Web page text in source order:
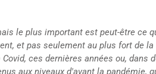
le plus important est peut-être ce
et pas seulement au plus fort de la
ces dernières années ou, dans
aux niveaux d'avant la pandémie,